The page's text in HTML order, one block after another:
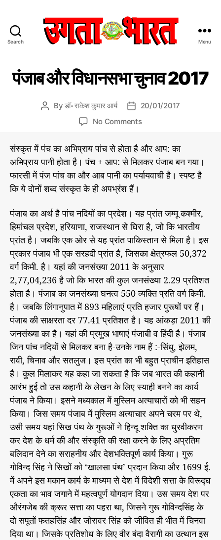
Search
ता
भा
त
हिं
स
मा
चा
र
प
Menu
C
a
i
e
की
ले
ख
से
रा
नी
ति
पंजाब और विधानसभा चुनाव 2017
P
a
u
t
o
Byडॉ॰ राकेश कुमार आर्य
P
d
a
t
e
20/01/2017
No Commentso
पं
जा
ब
औ
न
स
भा
चु
ना
2
0
1
7
संस्कृत में पंच का अभिप्राय पांच से होता है और आप: का
अभिप्राय पानी होता है। पंच + आप: से मिलकर पंजाब बन गया।
फारसी में पंज पांच का और आब पानी का पर्यायवाची है। स्पष्ट है
कि ये दोनों शब्द संस्कृत के ही अपभ्रंश हैं।
पंजाब का अर्थ है पांच नदियों का प्रदेश। यह प्रांत जम्मू कश्मीर,
हिमांचल प्रदेश, हरियाणा, राजस्थान से घिरा है, जो कि भारतीय
प्रांत है। जबकि एक ओर से यह प्रांत पाकिस्तान से मिला है। इस
प्रकार पंजाब भी एक सरहदी प्रांत है, जिसका क्षेत्रफल 50,372
वर्ग किमी. है। यहां की जनसंख्या 2011 के अनुसार
2,77,04,236 है जो कि भारत की कुल जनसंख्या 2.29 प्रतिशत
होता है। पंजाब का जनसंख्या घनत्व 550 व्यक्ति प्रति वर्ग किमी.
है। जबकि लिंगानुपात में 893 महिलाएं प्रति हजार पुरूषों पर हैं।
पंजाब की साक्षरता दर 77.41 प्रतिशत है। यह आंकड़ा 2011 की
जनसंख्या का है। यहां की प्रमुख भाषाएं पंजाबी व हिंदी है। पंजाब
जिन पांच नदियों से मिलकर बना है-उनके नाम हैं :-सिंधु, झेलम,
रावी, चिनाव और सतलुज। इस प्रांत का भी बहुत प्राचीन इतिहास
है। कुल मिलाकर यह कहा जा सकता है कि जब भारत की कहानी
आरंभ हुई तो उस कहानी के लेखन के लिए स्याही बनने का कार्य
पंजाब ने किया। इसने मध्यकाल में मुस्लिम अत्याचारों को भी सहन
किया। जिस समय पंजाब में मुस्लिम अत्याचार अपने चरम पर थे,
उसी समय यहां सिख पंथ के गुरूओं ने हिन्दू शक्ति का धु्रवीकरण
कर देश के धर्म की और संस्कृति की रक्षा करने के लिए अप्रतिम
बलिदान देने का सराहनीय और देशभक्तिपूर्ण कार्य किया। गुरू
गोविन्द सिंह ने सिखों को ‘खालसा पंथ’ प्रदान किया और 1699 ई.
में अपने इस मकान कार्य के माध्यम से देश में विदेशी सत्ता के विरूद्घ
एकता का भाव जगाने में महत्वपूर्ण योगदान दिया। उस समय देश पर
औरंगजेब की क्रूर सत्ता का पहरा था, जिसने गुरू गोविन्दसिंह के
दो सपूतों फतहसिंह और जोरावर सिंह को जीवित ही भीत में चिनवा
दिया था। जिसके प्रतिशोध के लिए वीर बंदा वैरागी का उत्थान इस